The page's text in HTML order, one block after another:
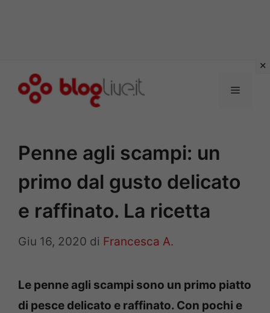
Menu
Penne agli scampi: un
primo dal gusto delicato
e raffinato. La ricetta
Giu 16, 2020 di Francesca A.
Le penne agli scampi sono un primo piatto
di pesce delicato e raffinato. Con pochi e